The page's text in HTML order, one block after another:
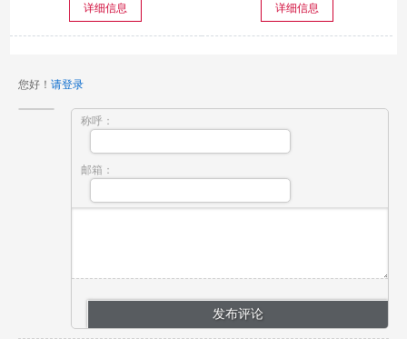
详细信息 详细信息
您好！ 请登录
称呼：
邮箱：